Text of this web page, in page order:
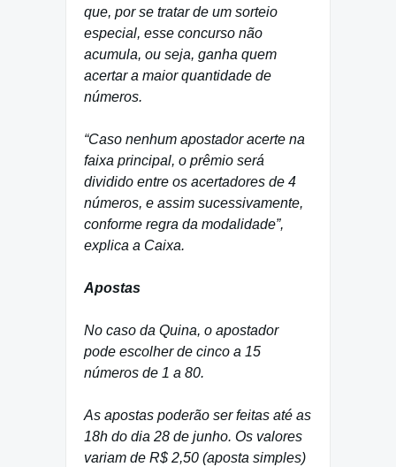
que, por se tratar de um sorteio
especial, esse concurso não
acumula, ou seja, ganha quem
acertar a maior quantidade de
números.
“Caso nenhum apostador acerte na
faixa principal, o prêmio será
dividido entre os acertadores de 4
números, e assim sucessivamente,
conforme regra da modalidade”,
explica a Caixa.
Apostas
No caso da Quina, o apostador
pode escolher de cinco a 15
números de 1 a 80.
As apostas poderão ser feitas até as
18h do dia 28 de junho. Os valores
variam de R$ 2,50 (aposta simples)